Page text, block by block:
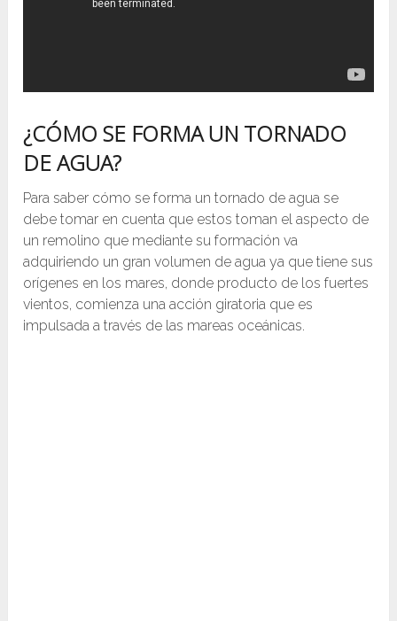
¿CÓMO SE FORMA UN TORNADO
DE AGUA?
Para saber cómo se forma un tornado de agua se
debe tomar en cuenta que estos toman el aspecto de
un remolino que mediante su formación va
adquiriendo un gran volumen de agua ya que tiene sus
orígenes en los mares, donde producto de los fuertes
vientos, comienza una acción giratoria que es
impulsada a través de las mareas oceánicas.